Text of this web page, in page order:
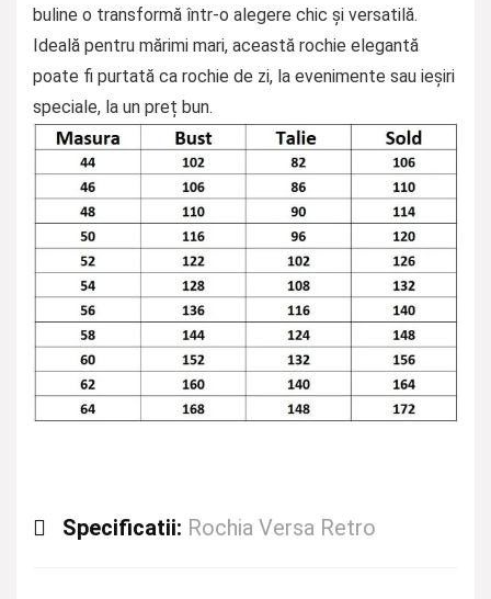
buline o transformă într-o alegere chic și versatilă.
Ideală pentru mărimi mari, această rochie elegantă
poate fi purtată ca rochie de zi, la evenimente sau ieșiri
speciale, la un preț bun.
Specificatii: Rochia Versa Retro